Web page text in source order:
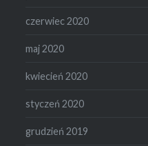
czerwiec 2020
maj 2020
kwiecień 2020
styczeń 2020
grudzień 2019